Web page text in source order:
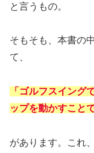
と言うもの。
そもそも、本書の
て、
「ゴルフスイング
ップを動かすこと
があります。これ